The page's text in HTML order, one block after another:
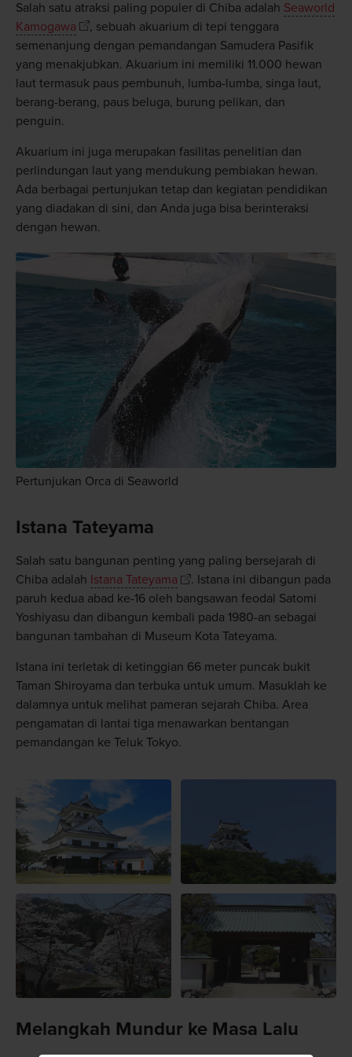
Salah satu atraksi paling populer di Chiba adalah Seaworld
Kamogawa
, sebuah akuarium di tepi tenggara
semenanjung dengan pemandangan Samudera Pasifik
yang menakjubkan. Akuarium ini memiliki 11.000 hewan
laut termasuk paus pembunuh, lumba-lumba, singa laut,
berang-berang, paus beluga, burung pelikan, dan
penguin.
Akuarium ini juga merupakan fasilitas penelitian dan
perlindungan laut yang mendukung pembiakan hewan.
Ada berbagai pertunjukan tetap dan kegiatan pendidikan
yang diadakan di sini, dan Anda juga bisa berinteraksi
dengan hewan.
Pertunjukan Orca di Seaworld
Istana Tateyama
Salah satu bangunan penting yang paling bersejarah di
Chiba adalah Istana Tateyama
. Istana ini dibangun pada
paruh kedua abad ke-16 oleh bangsawan feodal Satomi
Yoshiyasu dan dibangun kembali pada 1980-an sebagai
bangunan tambahan di Museum Kota Tateyama.
Istana ini terletak di ketinggian 66 meter puncak bukit
Taman Shiroyama dan terbuka untuk umum. Masuklah ke
dalamnya untuk melihat pameran sejarah Chiba. Area
pengamatan di lantai tiga menawarkan bentangan
pemandangan ke Teluk Tokyo.
Melangkah Mundur ke Masa Lalu